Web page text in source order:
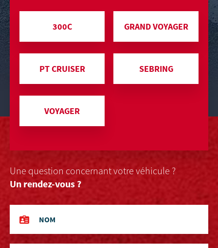
300C GRAND VOYAGER
PT CRUISER SEBRING
VOYAGER
Une question concernant votre véhicule ?
Un rendez-vous ?